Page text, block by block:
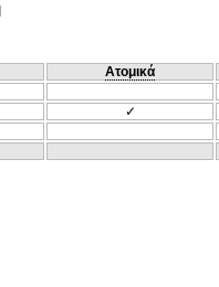
Ατομικά
✓